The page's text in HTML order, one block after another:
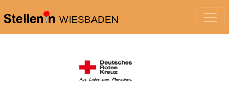
WIESBADEN